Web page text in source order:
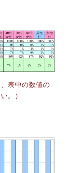
表中の数値の
。）